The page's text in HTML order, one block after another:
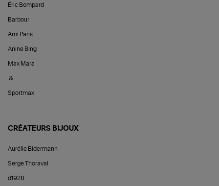
Éric Bompard
Barbour
Ami Paris
Anine Bing
Max Mara
&
Sportmax
CRÉATEURS BIJOUX
Aurélie Bidermann
Serge Thoraval
d1928